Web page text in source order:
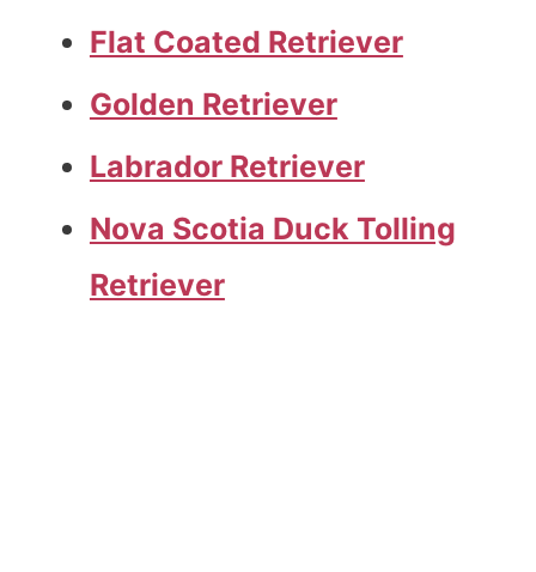
Flat Coated Retriever
Golden Retriever
Labrador Retriever
Nova Scotia Duck Tolling
Retriever